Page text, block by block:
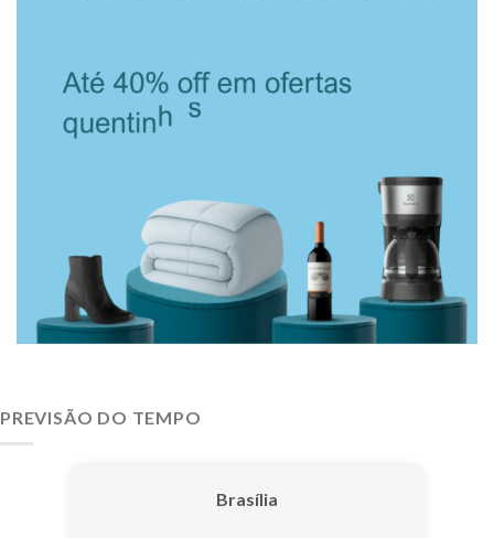
PREVISÃO DO TEMPO
Brasília